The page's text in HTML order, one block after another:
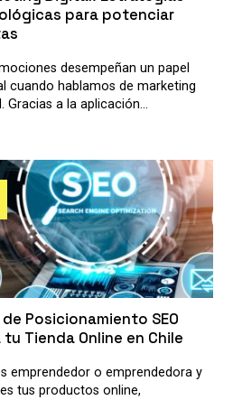
para potenciar
desempeñan un papel
cuando hablamos de marketing
Gracias a la aplicación...
de Posicionamiento SEO
tu Tienda Online en Chile
emprendedor o emprendedora y
tus productos online,